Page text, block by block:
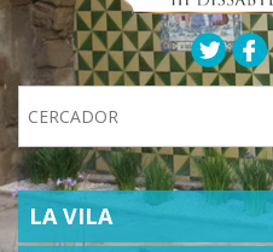
Site
SECTIONS
LA VILA